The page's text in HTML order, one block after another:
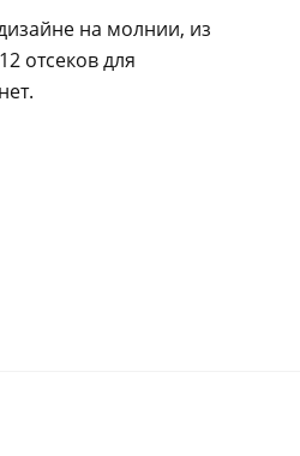
на молнии, из
отсеков для